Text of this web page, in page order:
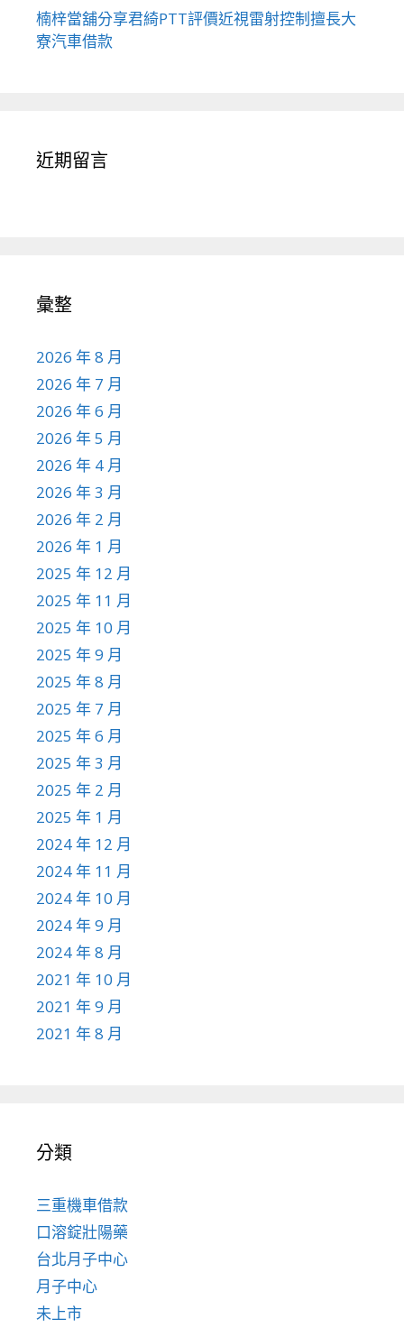
楠梓當舖分享君綺PTT評價近視雷射控制擅長大
寮汽車借款
近期留言
彙整
2026 年 8 月
2026 年 7 月
2026 年 6 月
2026 年 5 月
2026 年 4 月
2026 年 3 月
2026 年 2 月
2026 年 1 月
2025 年 12 月
2025 年 11 月
2025 年 10 月
2025 年 9 月
2025 年 8 月
2025 年 7 月
2025 年 6 月
2025 年 3 月
2025 年 2 月
2025 年 1 月
2024 年 12 月
2024 年 11 月
2024 年 10 月
2024 年 9 月
2024 年 8 月
2021 年 10 月
2021 年 9 月
2021 年 8 月
分類
三重機車借款
口溶錠壯陽藥
台北月子中心
月子中心
未上市